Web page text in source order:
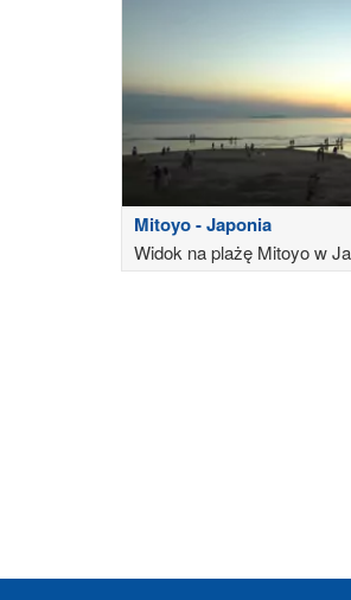
Mitoyo - Japonia
Widok na plażę Mitoyo w